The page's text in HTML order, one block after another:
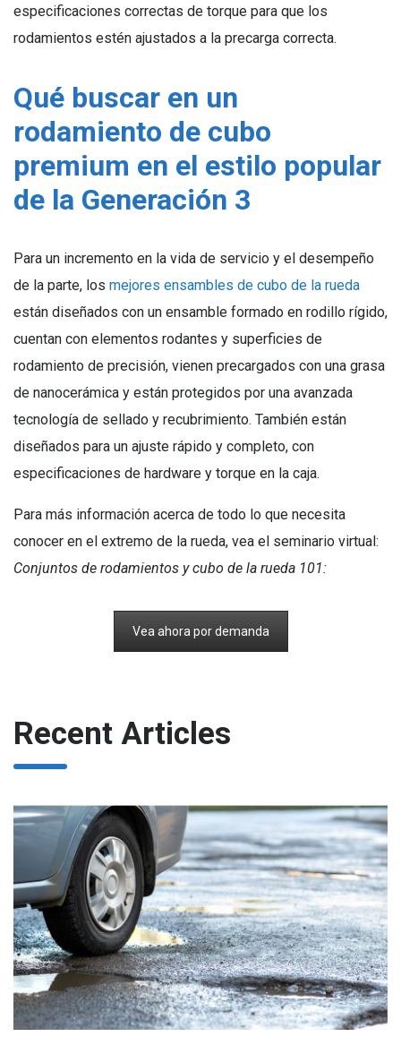
especificaciones correctas de torque para que los
rodamientos estén ajustados a la precarga correcta.
Qué buscar en un
rodamiento de cubo
premium en el estilo popular
de la Generación 3
Para un incremento en la vida de servicio y el desempeño
de la parte, los mejores ensambles de cubo de la rueda
están diseñados con un ensamble formado en rodillo rígido,
cuentan con elementos rodantes y superficies de
rodamiento de precisión, vienen precargados con una grasa
de nanocerámica y están protegidos por una avanzada
tecnología de sellado y recubrimiento. También están
diseñados para un ajuste rápido y completo, con
especificaciones de hardware y torque en la caja.
Para más información acerca de todo lo que necesita
conocer en el extremo de la rueda, vea el seminario virtual:
Conjuntos de rodamientos y cubo de la rueda 101:
Vea ahora por demanda
Recent Articles